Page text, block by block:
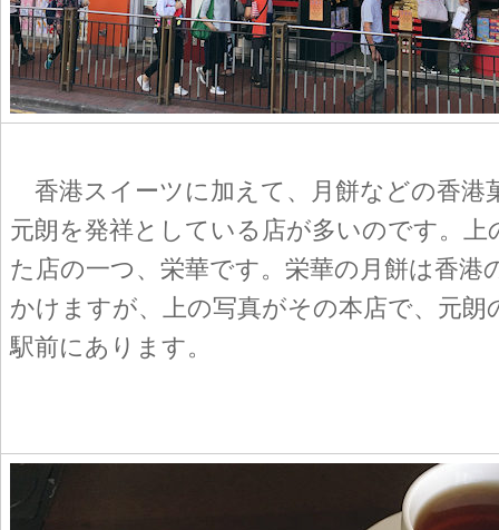
香港スイーツに加えて、月餅などの香港
元朗を発祥としている店が多いのです。上
た店の一つ、栄華です。栄華の月餅は香港
かけますが、上の写真がその本店で、元朗
駅前にあります。